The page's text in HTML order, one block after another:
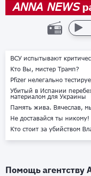
ANNA NEWS
ВСУ испытывают
Кто Вы, мистер Трамп?
Pfizer нелегально
Убитый в Испании
материалом для Украины
Память жива. Вячеслав,
Не доставайся ты никому!
Кто стоит за убийством
Помощь агентству